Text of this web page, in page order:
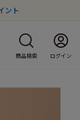
ント
商品検索 ログイン